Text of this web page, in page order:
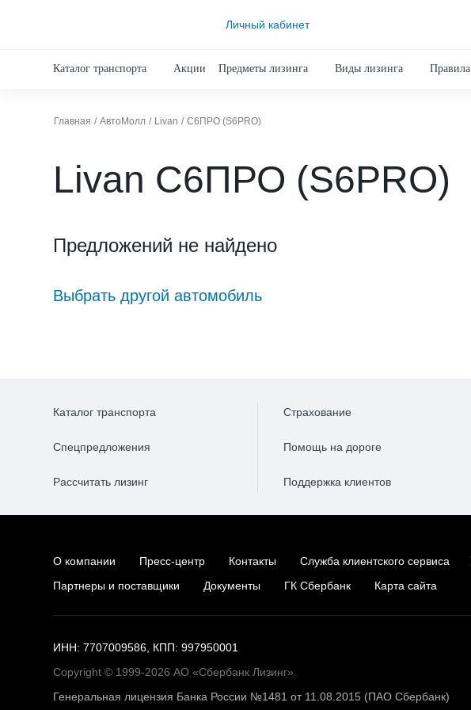
Личный кабинет
Каталог транспорта Акции Предметы лизинга Виды лизинга Правила
Главная АвтоМолл Livan С6ПРО (S6PRO)
Livan С6ПРО (S6PRO)
Предложений не найдено
Выбрать другой автомобиль
Каталог транспорта
Спецпредложения
Рассчитать лизинг
Страхование
Помощь на дороге
Поддержка клиентов
О компании Пресс-центр Контакты Служба клиентского сервиса
Партнеры и поставщики
Документы ГК Сбербанк Карта сайта
ИНН: 7707009586, КПП: 997950001
Copyright © 1999-2026 АО «Сбербанк Лизинг»
Генеральная лицензия Банка России №1481 от 11.08.2015 (ПАО Сбербанк)